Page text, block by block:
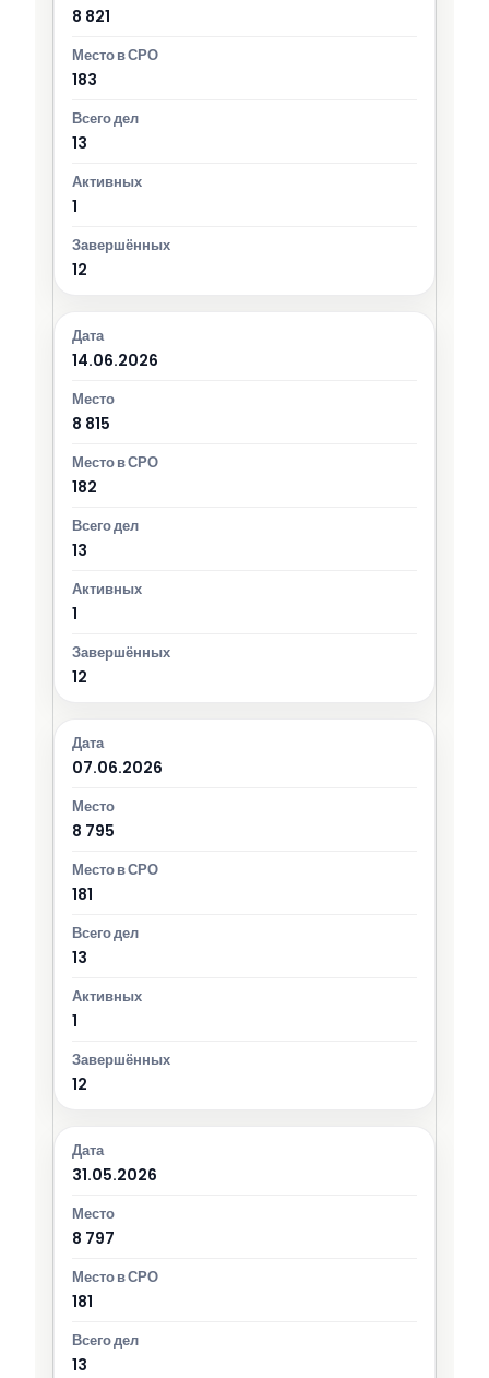
8 821
183
13
1
12
14.06.2026
8 815
182
13
1
12
07.06.2026
8 795
181
13
1
12
31.05.2026
8 797
181
13